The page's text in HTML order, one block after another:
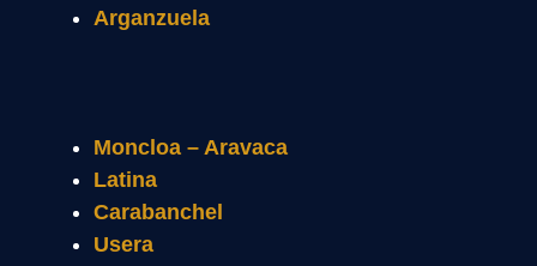
Arganzuela
Moncloa – Aravaca
Latina
Carabanchel
Usera